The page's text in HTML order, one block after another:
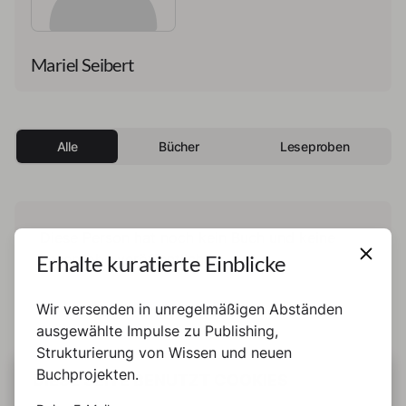
Mariel Seibert
Alle Bücher Leseproben
Leseprobe veröffentlicht.
DIESE SEITE BENUTZT COOKIES
Erhalte kuratierte Einblicke
Wir versenden in unregelmäßigen Abständen
ausgewählte Impulse zu Publishing,
Strukturierung von Wissen und neuen
Buchprojekten.